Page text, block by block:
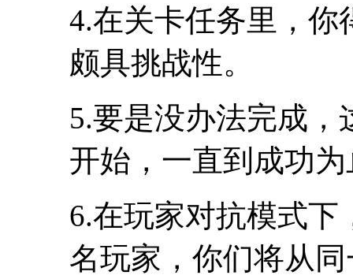
4.在关卡任务里，你
颇具挑战性。
5.要是没办法完成
开始，一直到成功
6.在玩家对抗模式
名玩家，你们将从